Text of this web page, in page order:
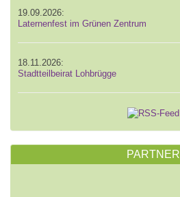
19.09.2026:
Laternenfest im Grünen Zentrum
18.11.2026:
Stadtteilbeirat Lohbrügge
PARTNER